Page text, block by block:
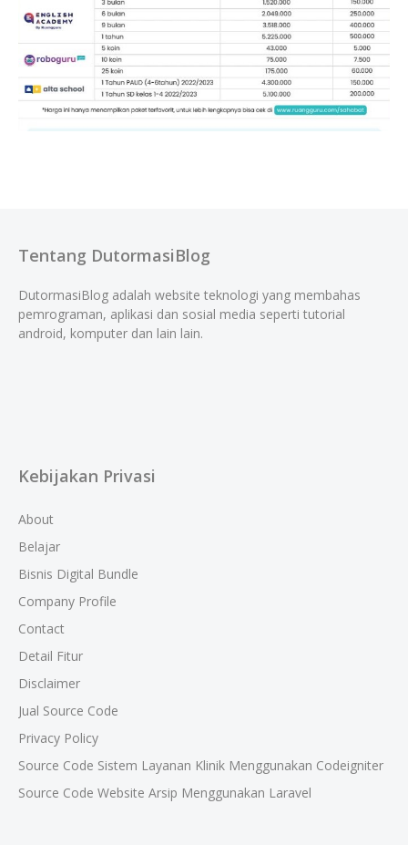
Tentang DutormasiBlog
DutormasiBlog adalah website teknologi yang membahas
pemrograman, aplikasi dan sosial media seperti tutorial
android, komputer dan lain lain.
Kebijakan Privasi
About
Belajar
Bisnis Digital Bundle
Company Profile
Contact
Detail Fitur
Disclaimer
Jual Source Code
Privacy Policy
Source Code Sistem Layanan Klinik Menggunakan Codeigniter
Source Code Website Arsip Menggunakan Laravel